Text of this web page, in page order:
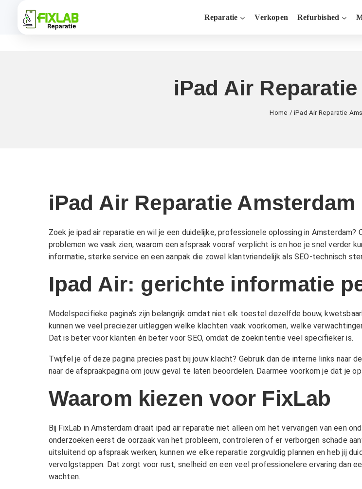
Reparatie Verkopen Refurbished
iPad Air
Home / iPad Air Reparatie
iPad Air Reparatie Amsterdam
Zoek je ipad air reparatie en wil je een duidelijke, professionele oplossing in
problemen we vaak zien, waarom een afspraak vooraf verplicht is en hoe je snel verder
informatie, sterke service en een aanpak die zowel klantvriendelijk als SEO-technisch
Ipad Air: gerichte informatie
Modelspecifieke pagina’s zijn belangrijk omdat niet elk toestel dezelfde bouw,
kunnen we veel preciezer uitleggen welke klachten vaak voorkomen, welke
Dat is beter voor klanten én beter voor SEO, omdat de zoekintentie veel specifieker is.
Twijfel je of deze pagina precies past bij jouw klacht? Gebruik dan de interne links naar
naar de afspraakpagina om jouw geval te laten beoordelen. Daarmee voorkom je dat je
Waarom kiezen voor FixLab
Bij FixLab in Amsterdam draait ipad air reparatie niet alleen om het vervangen van een
onderzoeken eerst de oorzaak van het probleem, controleren of er verborgen schade
uitsluitend op afspraak werken, kunnen we elke reparatie zorgvuldig plannen en heb jij
vervolgstappen. Dat zorgt voor rust, snelheid en een veel professionelere ervaring dan
wachten.